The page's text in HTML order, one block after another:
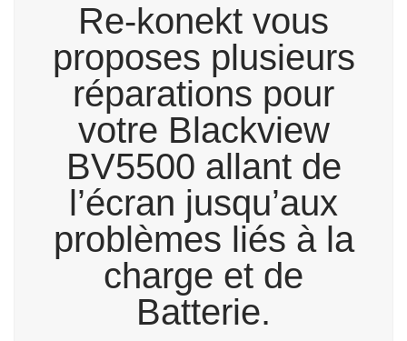
Re-konekt vous
proposes plusieurs
réparations pour
votre Blackview
BV5500 allant de
l’écran jusqu’aux
problèmes liés à la
charge et de
Batterie.